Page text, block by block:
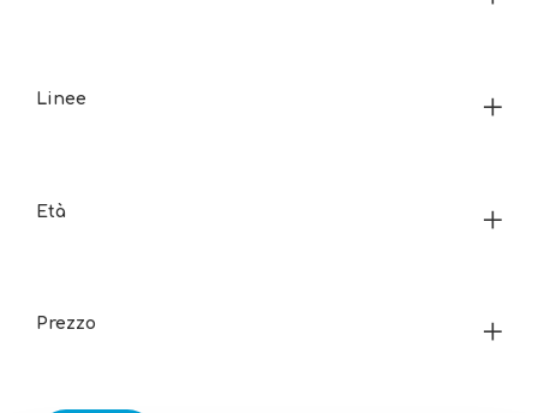
Linee
Età
Prezzo